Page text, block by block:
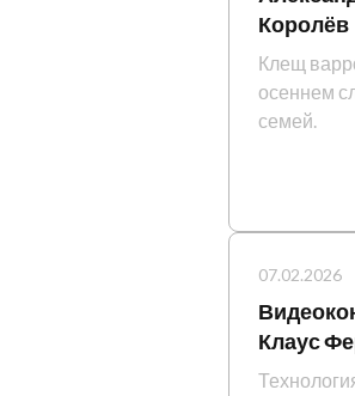
Королёв
Клещ
осеннем
семей.
07.02.2026
Клаус